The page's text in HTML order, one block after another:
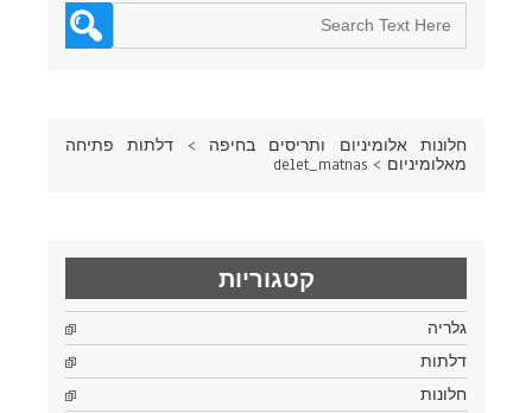
חלונות אלומיניום ותריסים בחיפה > דלתות פתיחה
מאלומיניום >
delet_matnas
קטגוריות
גלריה
דלתות
חלונות